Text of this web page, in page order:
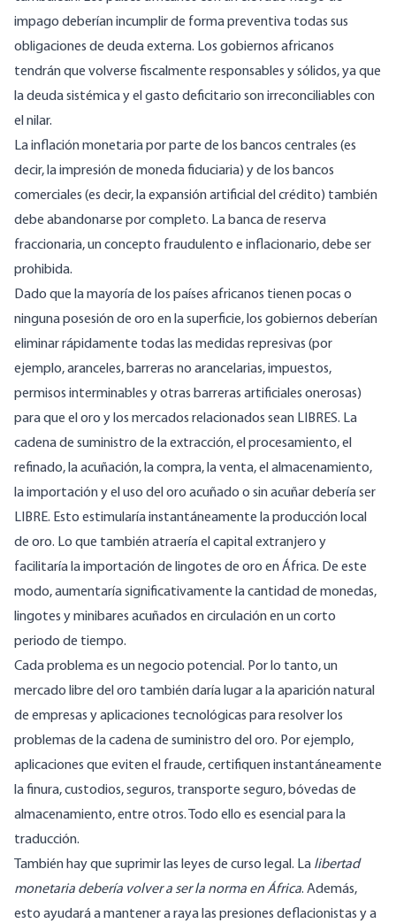
impago deberían incumplir de forma preventiva todas sus
obligaciones de deuda externa. Los gobiernos africanos
tendrán que volverse fiscalmente responsables y sólidos, ya que
la deuda sistémica y el gasto deficitario son irreconciliables con
el nilar.
La inflación monetaria por parte de los bancos centrales (es
decir, la impresión de moneda fiduciaria) y de los bancos
comerciales (es decir, la expansión artificial del crédito) también
debe abandonarse por completo. La banca de reserva
fraccionaria, un concepto fraudulento e inflacionario, debe ser
prohibida.
Dado que la mayoría de los países africanos tienen pocas o
ninguna posesión de oro en la superficie, los gobiernos deberían
eliminar rápidamente todas las medidas represivas (por
ejemplo, aranceles, barreras no arancelarias, impuestos,
permisos interminables y otras barreras artificiales onerosas)
para que el oro y los mercados relacionados sean LIBRES. La
cadena de suministro de la extracción, el procesamiento, el
refinado, la acuñación, la compra, la venta, el almacenamiento,
la importación y el uso del oro acuñado o sin acuñar debería ser
LIBRE. Esto estimularía instantáneamente la producción local
de oro. Lo que también atraería el capital extranjero y
facilitaría la importación de lingotes de oro en África. De este
modo, aumentaría significativamente la cantidad de monedas,
lingotes y minibares acuñados en circulación en un corto
periodo de tiempo.
Cada problema es un negocio potencial. Por lo tanto, un
mercado libre del oro también daría lugar a la aparición natural
de empresas y aplicaciones tecnológicas para resolver los
problemas de la cadena de suministro del oro. Por ejemplo,
aplicaciones que eviten el fraude, certifiquen instantáneamente
la finura, custodios, seguros, transporte seguro, bóvedas de
almacenamiento, entre otros. Todo ello es esencial para la
traducción.
También hay que suprimir las leyes de curso legal. La libertad
monetaria debería volver a ser la norma en África. Además,
esto ayudará a mantener a raya las presiones deflacionistas y a